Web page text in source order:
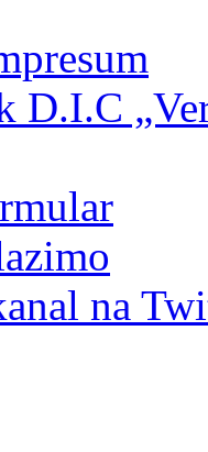
D.I.C
na